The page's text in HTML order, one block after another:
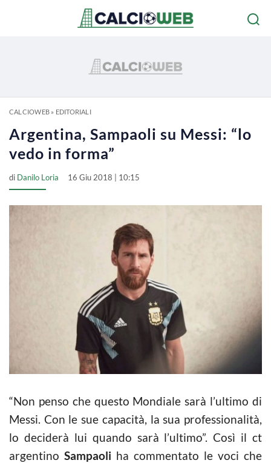
CALCIOWEB» EDITORIALI
Argentina, Sampaoli su Messi: “lo
vedo in forma”
di Danilo Loria 16 Giu 2018 | 10:15
“Non penso che questo Mondiale sarà l’ultimo di
Messi. Con le sue capacità, la sua professionalità,
lo deciderà lui quando sarà l’ultimo”. Così il ct
argentino Sampaoli ha commentato le voci che